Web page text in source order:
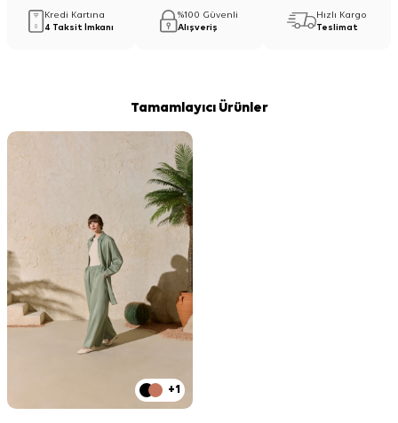
Kredi Kartına
4 Taksit İmkanı
%100 Güvenli
Alışveriş
Hızlı Kargo
Teslimat
Tamamlayıcı Ürünler
+1